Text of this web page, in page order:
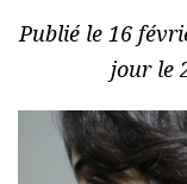
Publié le 16
jour le